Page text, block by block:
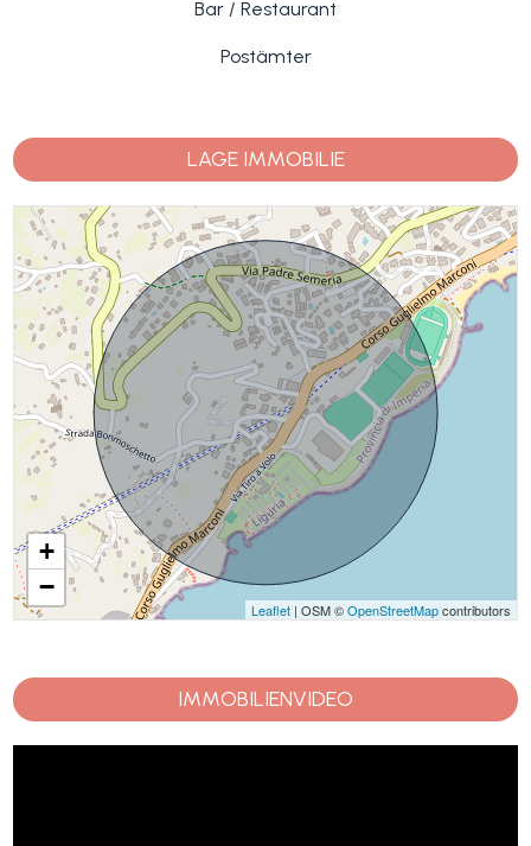
Bar / Restaurant
Postämter
LAGE IMMOBILIE
+
−
Leaflet| OSM ©OpenStreetMapcontributors
IMMOBILIENVIDEO